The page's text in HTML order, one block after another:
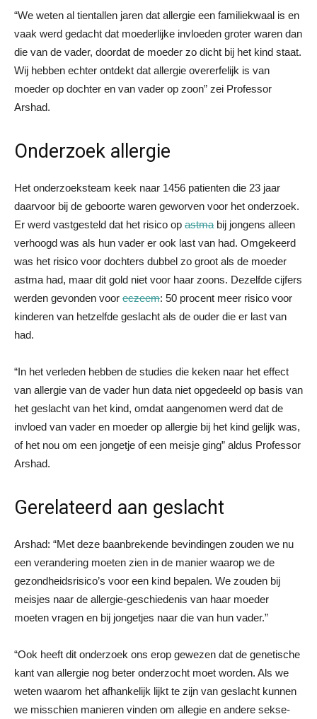
“We weten al tientallen jaren dat allergie een familiekwaal is en
vaak werd gedacht dat moederlijke invloeden groter waren dan
die van de vader, doordat de moeder zo dicht bij het kind staat.
Wij hebben echter ontdekt dat allergie overerfelijk is van
moeder op dochter en van vader op zoon” zei Professor
Arshad.
Onderzoek allergie
Het onderzoeksteam keek naar 1456 patienten die 23 jaar
daarvoor bij de geboorte waren geworven voor het onderzoek.
Er werd vastgesteld dat het risico op astma bij jongens alleen
verhoogd was als hun vader er ook last van had. Omgekeerd
was het risico voor dochters dubbel zo groot als de moeder
astma had, maar dit gold niet voor haar zoons. Dezelfde cijfers
werden gevonden voor eczeem: 50 procent meer risico voor
kinderen van hetzelfde geslacht als de ouder die er last van
had.
“In het verleden hebben de studies die keken naar het effect
van allergie van de vader hun data niet opgedeeld op basis van
het geslacht van het kind, omdat aangenomen werd dat de
invloed van vader en moeder op allergie bij het kind gelijk was,
of het nou om een jongetje of een meisje ging” aldus Professor
Arshad.
Gerelateerd aan geslacht
Arshad: “Met deze baanbrekende bevindingen zouden we nu
een verandering moeten zien in de manier waarop we de
gezondheidsrisico’s voor een kind bepalen. We zouden bij
meisjes naar de allergie-geschiedenis van haar moeder
moeten vragen en bij jongetjes naar die van hun vader.”
“Ook heeft dit onderzoek ons erop gewezen dat de genetische
kant van allergie nog beter onderzocht moet worden. Als we
weten waarom het afhankelijk lijkt te zijn van geslacht kunnen
we misschien manieren vinden om allegie en andere sekse-